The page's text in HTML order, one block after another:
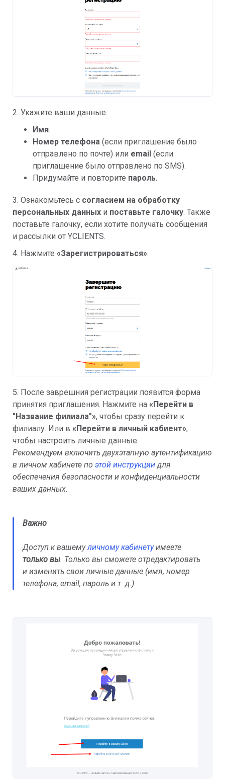
2. Укажите ваши данные:
Имя.
Номер телефона (если приглашение было
отправлено по почте) или email (если
приглашение было отправлено по SMS).
Придумайте и повторите пароль.
3. Ознакомьтесь с согласием на обработку
персональных данных и поставьте галочку. Также
поставьте галочку, если хотите получать сообщения
и рассылки от YCLIENTS.
4. Нажмите «Зарегистрироваться».
5. После заврешния регистрации появится форма
принятия приглашения. Нажмите на «Перейти в
"Название филиала"», чтобы сразу перейти к
филиалу. Или в «Перейти в личный кабиент»,
чтобы настроить личные данные.
Рекомендуем включить двухэтапную аутентификацию
в личном кабинете по этой инструкции для
обеспечения безопасности и конфиденциальности
ваших данных.
Важно
Доступ к вашемуличному кабинетуимеете
только вы. Только вы сможете отредактировать
и изменить свои личные данные (имя, номер
телефона, email, пароль и т. д.).